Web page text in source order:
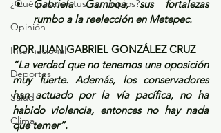
¿Qué pasa en tus municipios?
Opinión
Internacional
Deportes
Salud
Clima
Gabriela Gamboa, sus fortalezas
rumbo a la reelección en Metepec.
POR JUAN GABRIEL GONZÁLEZ CRUZ
“La verdad que no tenemos una oposición
muy fuerte. Además, los conservadores
han actuado por la vía pacífica, no ha
habido violencia, entonces no hay nada
que temer”.